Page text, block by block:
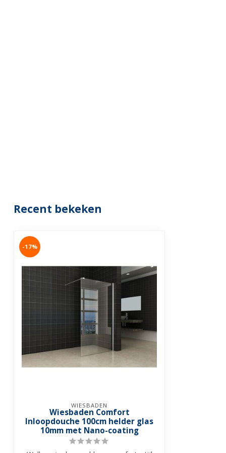
Recent bekeken
-17%
WIESBADEN
Wiesbaden Comfort
Inloopdouche 100cm helder glas
10mm met Nano-coating